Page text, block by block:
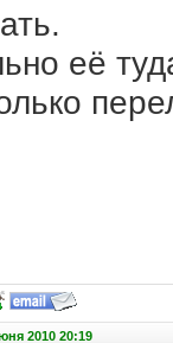
её
2010 20:19